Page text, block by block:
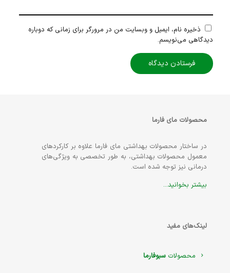
ذخیره نام، ایمیل و وبسایت من در مرورگر برای زمانی که دوباره
دیدگاهی می‌نویسم.
محصولات مای فارما
در ساختار محصولات بهداشتی مای فارما علاوه بر کارکردهای
معمول محصولات بهداشتی، به طور تخصصی به ویژگی‌های
درمانی نیز توجه شده است.
بیشتر بخوانید...
لینک‌های مفید
محصولاتسبوفارما